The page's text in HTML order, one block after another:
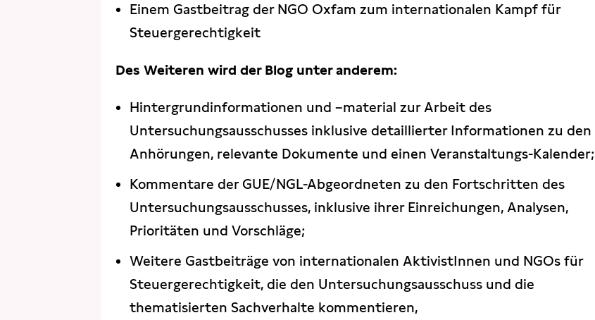
Einem Gastbeitrag der NGO Oxfam zum internationalen Kampf für
Steuergerechtigkeit
Des Weiteren wird der Blog unter anderem:
Hintergrundinformationen und –material zur Arbeit des
Untersuchungsausschusses inklusive detaillierter Informationen zu den
Anhörungen, relevante Dokumente und einen Veranstaltungs-Kalender;
Kommentare der GUE/NGL-Abgeordneten zu den Fortschritten des
Untersuchungsausschusses, inklusive ihrer Einreichungen, Analysen,
Prioritäten und Vorschläge;
Weitere Gastbeiträge von internationalen AktivistInnen und NGOs für
Steuergerechtigkeit, die den Untersuchungsausschuss und die
thematisierten Sachverhalte kommentieren,